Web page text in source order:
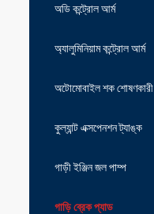
অডি কন্ট্রোল আর্ম
অ্যালুমিনিয়াম কন্ট্রোল আর্ম
অটোমোবাইল শক শোষণকারী
কুল্যান্ট এক্সপেনশন ট্যাঙ্ক
গাড়ী ইঞ্জিন জল পাম্প
গাড়ি ব্রেক প্যাড